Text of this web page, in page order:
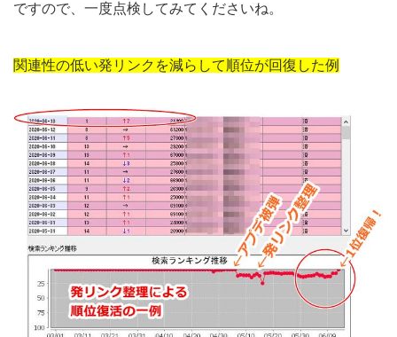
ですので、一度点検してみてくださいね。
関連性の低い発リンクを減らして順位が回復した例